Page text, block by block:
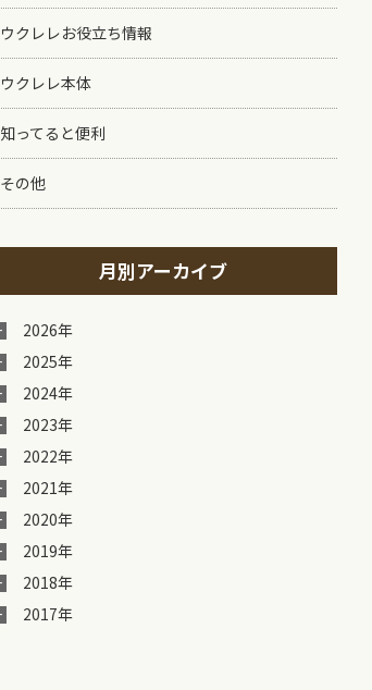
ウクレレお役立ち情報
ウクレレ本体
知ってると便利
その他
月別アーカイブ
2026年
2025年
2024年
2023年
2022年
2021年
2020年
2019年
2018年
2017年